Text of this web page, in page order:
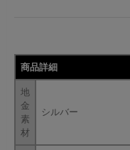
商品詳細
地
金
素
材
シルバー